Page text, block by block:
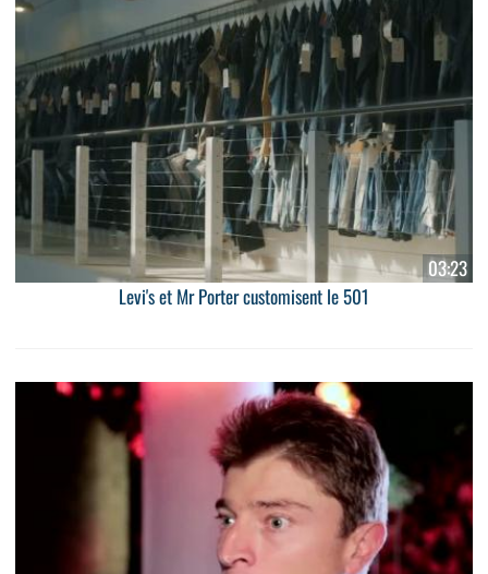
03:23
Levi's et Mr Porter customisent le 501